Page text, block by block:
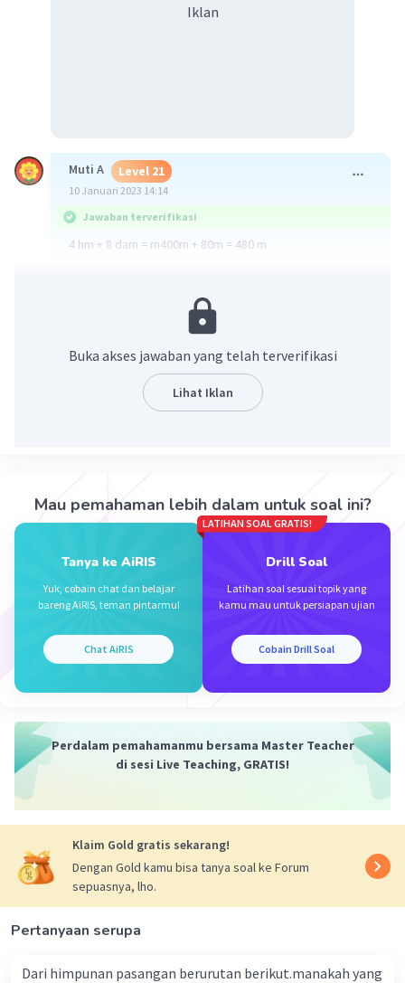
Iklan
Muti A Level 21
10 Januari 2023 14:14
Jawaban terverifikasi
4 hm + 8 dam = m400m + 80m = 480 m
Buka akses jawaban yang telah terverifikasi
Lihat Iklan
Mau pemahaman lebih dalam untuk soal ini?
Tanya ke AiRIS
Yuk, cobain chat dan belajar
bareng AiRIS, teman pintarmu!
Chat AiRIS
LATIHAN SOAL GRATIS!
Drill Soal
Latihan soal sesuai topik yang
kamu mau untuk persiapan ujian
Cobain Drill Soal
Perdalam pemahamanmu bersama Master Teacher
di sesi Live Teaching, GRATIS!
Klaim Gold gratis sekarang!
Dengan Gold kamu bisa tanya soal ke Forum
sepuasnya, lho.
Pertanyaan serupa
Dari himpunan pasangan berurutan berikut.manakah yang